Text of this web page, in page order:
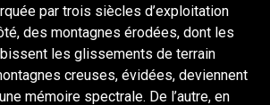
par trois siècles d’exploitation
des montagnes érodées, dont les
les glissements de terrain
creuses, évidées, deviennent
mémoire spectrale. De l’autre, en